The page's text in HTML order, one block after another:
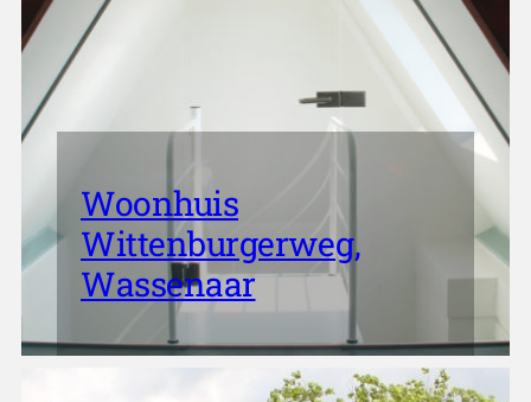
Woonhuis
Wittenburgerweg,
Wassenaar